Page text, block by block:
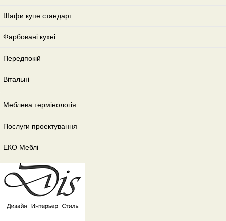
Шафи купе стандарт
Фарбовані кухні
Передпокій
Вітальні
Меблева термінологія
Послуги проектування
ЕКО Меблі